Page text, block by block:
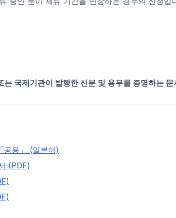
국제기관이 발행한 신분 및 용무를 증명하는 문
공용」 (일본어)
(PDF)